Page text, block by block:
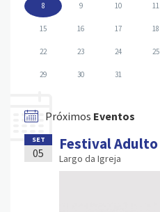
8 9 10 11
15 16 17 18
22 23 24 25
29 30 31
Próximos Eventos
SET
05 Festival Adulto
Largo da Igreja